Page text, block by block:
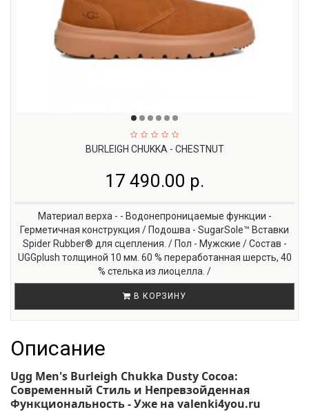
BURLEIGH CHUKKA - CHESTNUT
17 490.00 р.
Материал верха - - Водонепроницаемые функции -
Герметичная конструкция / Подошва - SugarSole™ Вставки
Spider Rubber® для сцепления. / Пол - Мужские / Состав -
UGGplush толщиной 10 мм. 60 % переработанная шерсть, 40
% стелька из лиоцелла. /
В КОРЗИНУ
Описание
Ugg Men's Burleigh Chukka Dusty Cocoa:
Современный Стиль и Непревзойденная
Функциональность - Уже на valenki4you.ru